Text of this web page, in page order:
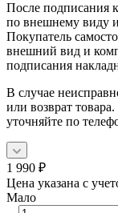
После подписания
по внешнему виду
Покупатель
внешний вид и
подписания
В случае
или возврат
уточняйте по
1 990 ₽
Цена указана с
Мало